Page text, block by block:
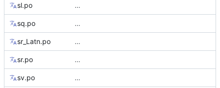
sl.po …
sq.po …
sr_Latn.po …
sr.po …
sv.po …